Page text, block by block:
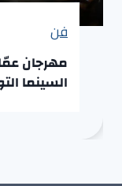
فن
مهرجان
السينما